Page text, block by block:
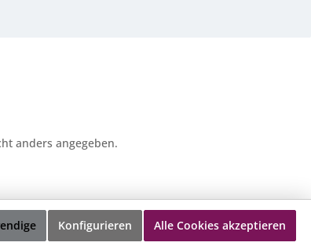
anders angegeben.
Konfigurieren Alle Cookies akzeptieren